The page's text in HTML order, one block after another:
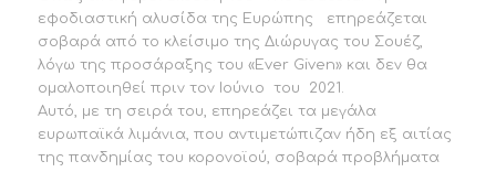
εφοδιαστική αλυσίδα της Ευρώπης επηρεάζεται
σοβαρά από το κλείσιμο της Διώρυγας του Σουέζ,
λόγω της προσάραξης του «Ever Given» και δεν θα
ομαλοποιηθεί πριν τον Ιούνιο του 2021.
Αυτό, με τη σειρά του, επηρεάζει τα μεγάλα
ευρωπαϊκά λιμάνια, που αντιμετώπιζαν ήδη εξ αιτίας
της πανδημίας του κορονοϊού, σοβαρά προβλήματα